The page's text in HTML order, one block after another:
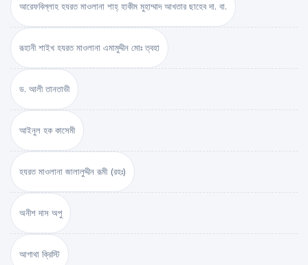
আরেফবিল্লাহ হযরত মাওলানা শাহ্ হাকীম মুহাম্মাদ আখতার ছাহেব দা. বা.
রূহানী শাইখ হযরত মাওলানা এমামুদ্দীন মোঃ ত্বহা
ড. আলী তানতাভী
আইনুল হক কাসেমী
হযরত মাওলানা জালালুদ্দীন রূমী (রহঃ)
অনীশ দাস অপু
আগাথা ক্রিস্টি